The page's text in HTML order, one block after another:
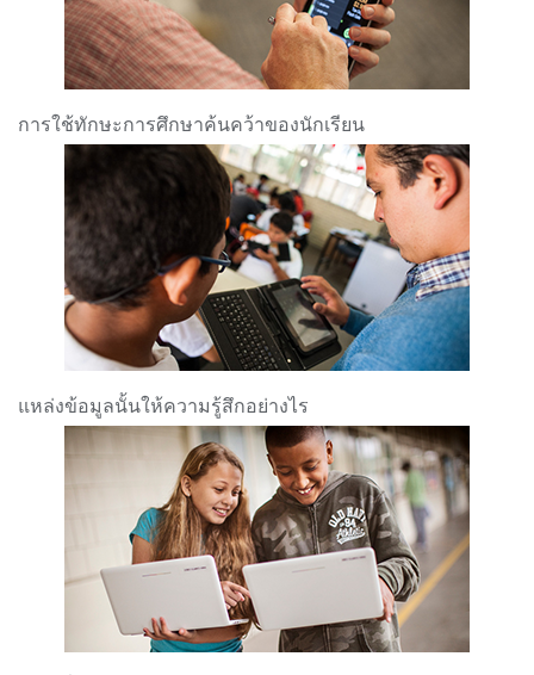
การใช้ทักษะการศึกษาค้นคว้าของนักเรียน
แหล่งข้อมูลนั้นให้ความรู้สึกอย่างไร